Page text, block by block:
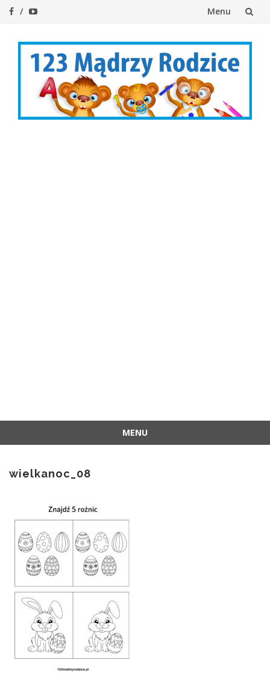
Menu
MENU
treściwielkanoc_08